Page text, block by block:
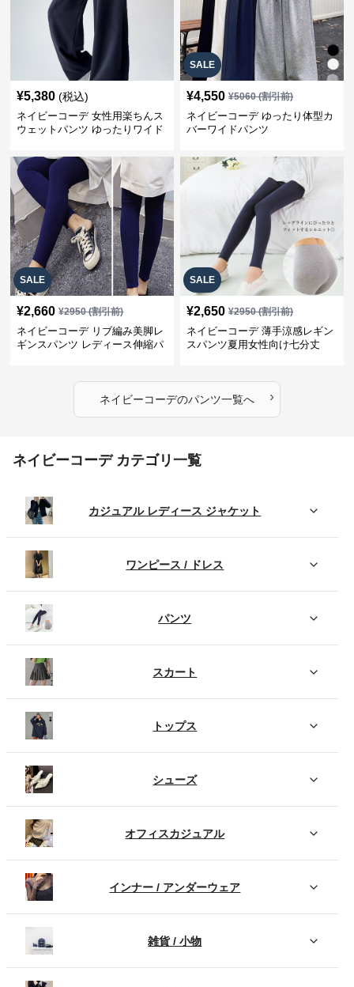
¥5,380 (税込)
ネイビーコーデ 女性用楽ちんス
ウェットパンツ ゆったりワイド
SALE
¥4,550 ¥5060(割引前)
ネイビーコーデ ゆったり体型カ
バーワイドパンツ
SALE
¥2,660 ¥2950(割引前)
ネイビーコーデ リブ編み美脚レ
ギンスパンツ レディース伸縮パ
SALE
¥2,650 ¥2950(割引前)
ネイビーコーデ 薄手涼感レギン
スパンツ夏用女性向け七分丈
ネイビーコーデのパンツ一覧へ ›
ネイビーコーデ カテゴリ一覧
カジュアル レディース ジャケット
ワンピース / ドレス
パンツ
スカート
トップス
シューズ
オフィスカジュアル
インナー / アンダーウェア
雑貨 / 小物